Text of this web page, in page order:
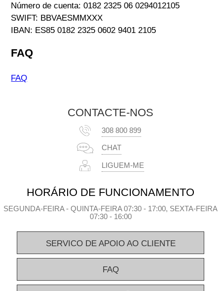
Número de cuenta: 0182 2325 06 0294012105
SWIFT: BBVAESMMXXX
IBAN: ES85 0182 2325 0602 9401 2105
FAQ
FAQ
CONTACTE-NOS
308 800 899
CHAT
LIGUEM-ME
HORÁRIO DE FUNCIONAMENTO
SEGUNDA-FEIRA - QUINTA-FEIRA 07:30 - 17:00, SEXTA-FEIRA
07:30 - 16:00
SERVICO DE APOIO AO CLIENTE
FAQ